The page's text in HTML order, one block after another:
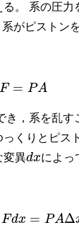
。 系の圧力
がピストン
(1) =P A
き，系を乱す
くりとピス
変異
d
によっ
W=Fd PAΔx